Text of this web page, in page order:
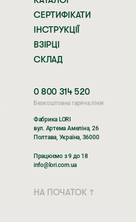
СЕРТИФІКАТИ
ІНСТРУКЦІЇ
ВЗІРЦІ
СКЛАД
0 800 314 520
Безкоштовна гаряча лінія
Фабрика LORI
вул. Артема Амеліна, 26
Полтава, Україна, 36000
Працюємо з 9 до 18
info@lori.com.ua
НА ПОЧАТОК ↑